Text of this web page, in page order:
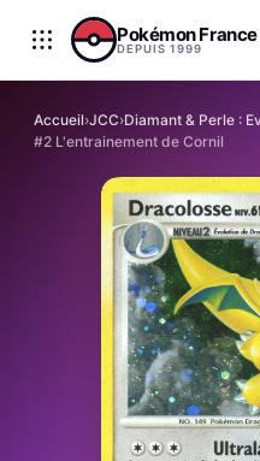
Aller au contenu
Pokémon France
DEPUIS 1999
Accueil›JCC›Diamant & Perle :
#2 L'entrainement de Cornil